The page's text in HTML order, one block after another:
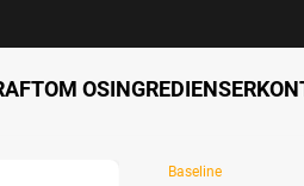
OM OSINGREDIENSER
Baseline